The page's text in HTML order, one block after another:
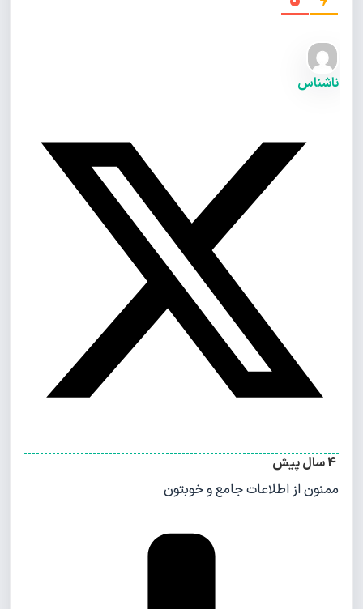
ناشناس
ممنون از اطلاعات جامع و خوبتون